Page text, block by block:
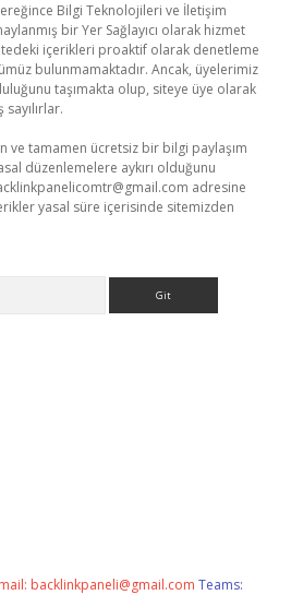
Bilgi Teknolojileri ve İletişim
bir Yer Sağlayıcı olarak hizmet
içerikleri proaktif olarak denetleme
bulunmamaktadır. Ancak, üyelerimiz
taşımakta olup, siteye üye olarak
ve tamamen ücretsiz bir bilgi paylaşım
düzenlemelere aykırı olduğunu
adresine
yasal süre içerisinde sitemizden
backlinkpaneli@gmail.com Teams: